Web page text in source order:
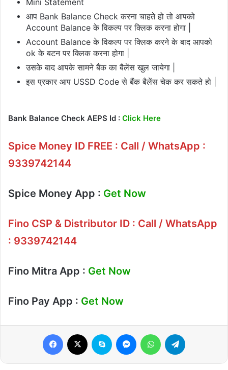
आप Bank Balance Check
Account Balance के विकल्प पर क्लिक करना होगा |
Account Balance
ok के बटन पर क्लिक करना होगा |
उसके बाद आपके सामने बैंक का बैलेंस खुल जायेगा |
इस प्रकार आप USSD Code से बैंक बैलेंस चेक कर सकते हो |
Bank Balance Check AEPS Id : Click Here
Spice Money ID FREE : Call / WhatsApp :
9339742144
Spice Money App : Get Now
Fino CSP & Distributor ID : Call / WhatsApp
: 9339742144
Fino Mitra App : Get Now
Fino Pay App : Get Now
Facebook Skype MessengerWhatsApp